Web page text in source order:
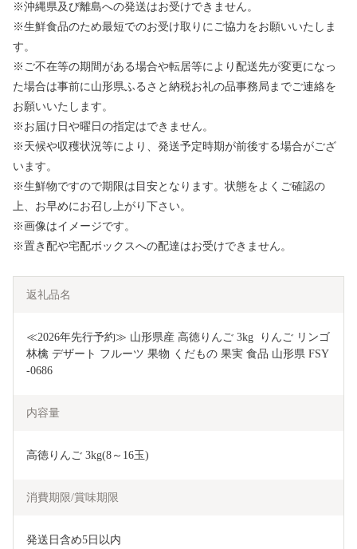
※沖縄県及び離島への発送はお受けできません。
※生鮮食品のため最短でのお受け取りにご協力をお願いいたしま
す。
※ご不在等の期間がある場合や転居等により配送先が変更になっ
た場合は事前に山形県ふるさと納税お礼の品事務局までご連絡を
お願いいたします。
※お届け日や曜日の指定はできません。
※天候や収穫状況等により、発送予定時期が前後する場合がござ
います。
※生鮮物ですので期限は目安となります。状態をよくご確認の
上、お早めにお召し上がり下さい。
※画像はイメージです。
※置き配や宅配ボックスへの配達はお受けできません。
返礼品名
≪2026年先行予約≫ 山形県産 高徳りんご 3kg  りんご リンゴ
林檎 デザート フルーツ 果物 くだもの 果実 食品 山形県 FSY
-0686
内容量
高徳りんご 3kg(8～16玉)
消費期限/賞味期限
発送日含め5日以内